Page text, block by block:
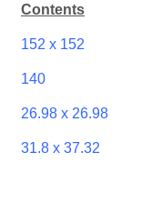
Contents
152 x 152
140
26.98 x 26.98
31.8 x 37.32